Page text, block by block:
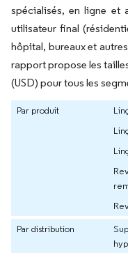
spécialisés, en ligne et
utilisateur final
hôpital, bureaux et
rapport propose les
(USD) pour tous les
Par produit
Par distribution